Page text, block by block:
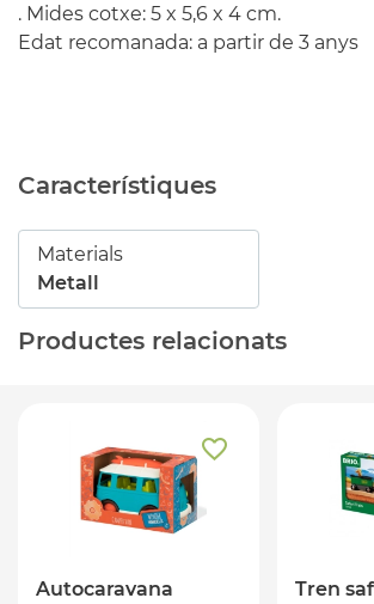
. Mides cotxe: 5 x 5,6 x 4 cm.
Edat recomanada: a partir de 3 anys
Característiques
Materials
Metall
Productes relacionats
Autocaravana
Tren